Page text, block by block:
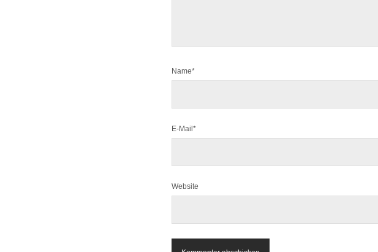
Name*
E-Mail*
Website